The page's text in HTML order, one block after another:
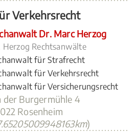
Verkehrsrecht
Dr. Marc Herzog
Herzog Rechtsanwälte
für Strafrecht
für Verkehrsrecht
für Versicherungsrecht
der Burgermühle 4
Rosenheim
)